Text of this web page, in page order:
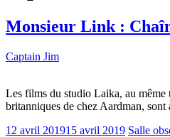
Monsieur Link :
Captain Jim
Les films du studio Laika, au même
britanniques de chez Aardman,
12 avril 201915 avril 2019 Salle